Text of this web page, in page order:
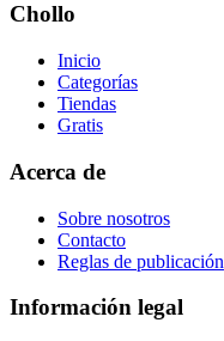
Chollo
Inicio
Categorías
Tiendas
Gratis
Acerca de
Sobre nosotros
Contacto
Reglas de publicación
Información legal